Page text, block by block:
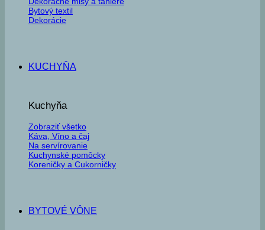
Bytový textil
Dekorácie
KUCHYŇA
Kuchyňa
Zobraziť všetko
Káva, Víno a čaj
Na servírovanie
Kuchynské pomôcky
Koreničky a Cukorničky
BYTOVÉ VÔNE